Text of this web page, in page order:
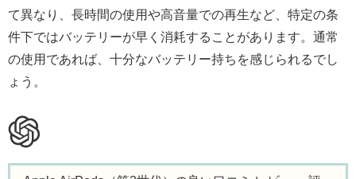
て異なり、長時間の使用や高音量での再生など、特定の条
件下ではバッテリーが早く消耗することがあります。通常
の使用であれば、十分なバッテリー持ちを感じられるでし
ょう。